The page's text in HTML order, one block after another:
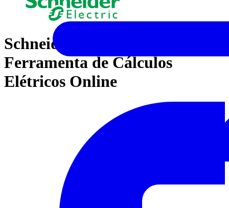
Schneider Electric lança
Ferramenta de Cálculos
Elétricos Online